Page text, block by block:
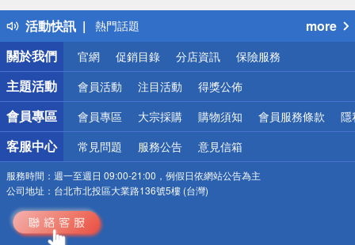
活動快訊
得獎公告
熱門話題
銀行優惠
偏遠地區配送
詐騙網頁！請小心！
more
關於我們
官網 促銷目錄 分店資訊 保險服務
主題活動 會員活動 注目活動 得獎公佈
會員專區 會員專區 大宗採購 購物須知 會員服務條款 隱
客服中心 常見問題 服務公告 意見信箱
服務時間： 週一至週日 09:00-21:00，例假日依網站公告為主
公司地址： 台北市北投區大業路136號5樓 (台灣)